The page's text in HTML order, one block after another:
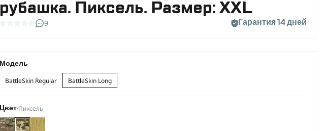
рубашка. Пиксель. Размер: XXL
9 Гарантия 14 дней
Модель
BattleSkin Regular BattleSkin Long
Цвет Пиксель